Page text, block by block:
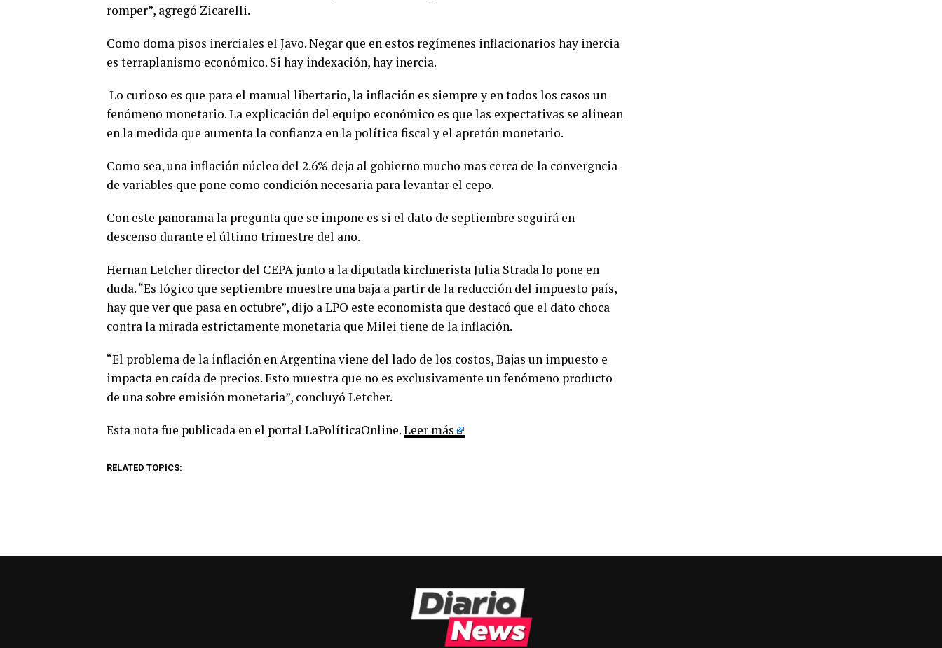
romper”, agregó Zicarelli.
Como doma pisos inerciales el Javo. Negar que en estos regímenes inflacionarios hay inercia
es terraplanismo económico. Si hay indexación, hay inercia.
Lo curioso es que para el manual libertario, la inflación es siempre y en todos los casos un
fenómeno monetario. La explicación del equipo económico es que las expectativas se alinean
en la medida que aumenta la confianza en la política fiscal y el apretón monetario.
Como sea, una inflación núcleo del 2.6% deja al gobierno mucho mas cerca de la convergncia
de variables que pone como condición necesaria para levantar el cepo.
Con este panorama la pregunta que se impone es si el dato de septiembre seguirá en
descenso durante el último trimestre del año.
Hernan Letcher director del CEPA junto a la diputada kirchnerista Julia Strada lo pone en
duda. “Es lógico que septiembre muestre una baja a partir de la reducción del impuesto país,
hay que ver que pasa en octubre”, dijo a LPO este economista que destacó que el dato choca
contra la mirada estrictamente monetaria que Milei tiene de la inflación.
“El problema de la inflación en Argentina viene del lado de los costos, Bajas un impuesto e
impacta en caída de precios. Esto muestra que no es exclusivamente un fenómeno producto
de una sobre emisión monetaria”, concluyó Letcher.
Esta nota fue publicada en el portal LaPolíticaOnline.Leer más
RELATED TOPICS: